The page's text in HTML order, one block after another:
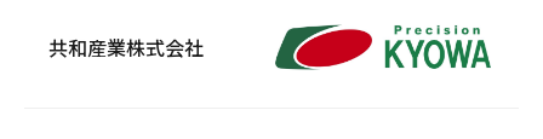
共和産業株式会社